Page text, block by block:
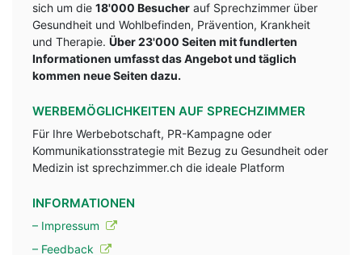
sich um die 18'000 Besucher auf Sprechzimmer über
Gesundheit und Wohlbefinden, Prävention, Krankheit
und Therapie. Über 23'000 Seiten mit fundlerten
Informationen umfasst das Angebot und täglich
kommen neue Seiten dazu.
WERBEMÖGLICHKEITEN AUF SPRECHZIMMER
Für Ihre Werbebotschaft, PR-Kampagne oder
Kommunikationsstrategie mit Bezug zu Gesundheit oder
Medizin ist sprechzimmer.ch die ideale Platform
INFORMATIONEN
– Impressum
– Feedback